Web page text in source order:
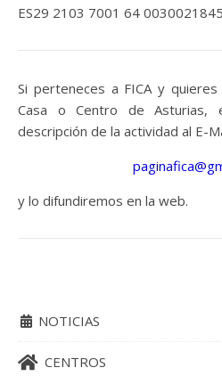
ES29 2103 7001 64 0030021845
Si perteneces a FICA y
Casa o Centro de Asturias,
descripción de la actividad al E-
y lo difundiremos en la web.
NOTICIAS
CENTROS